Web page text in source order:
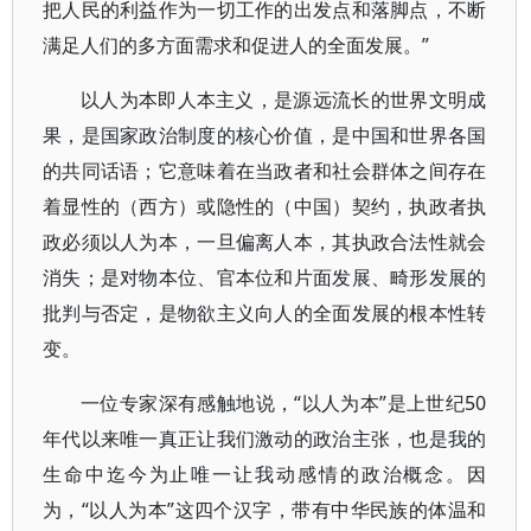
把人民的利益作为一切工作的出发点和落脚点，不断
满足人们的多方面需求和促进人的全面发展。”
以人为本即人本主义，是源远流长的世界文明成
果，是国家政治制度的核心价值，是中国和世界各国
的共同话语；它意味着在当政者和社会群体之间存在
着显性的（西方）或隐性的（中国）契约，执政者执
政必须以人为本，一旦偏离人本，其执政合法性就会
消失；是对物本位、官本位和片面发展、畸形发展的
批判与否定，是物欲主义向人的全面发展的根本性转
变。
一位专家深有感触地说，“以人为本”是上世纪50
年代以来唯一真正让我们激动的政治主张，也是我的
生命中迄今为止唯一让我动感情的政治概念。因
为，“以人为本”这四个汉字，带有中华民族的体温和